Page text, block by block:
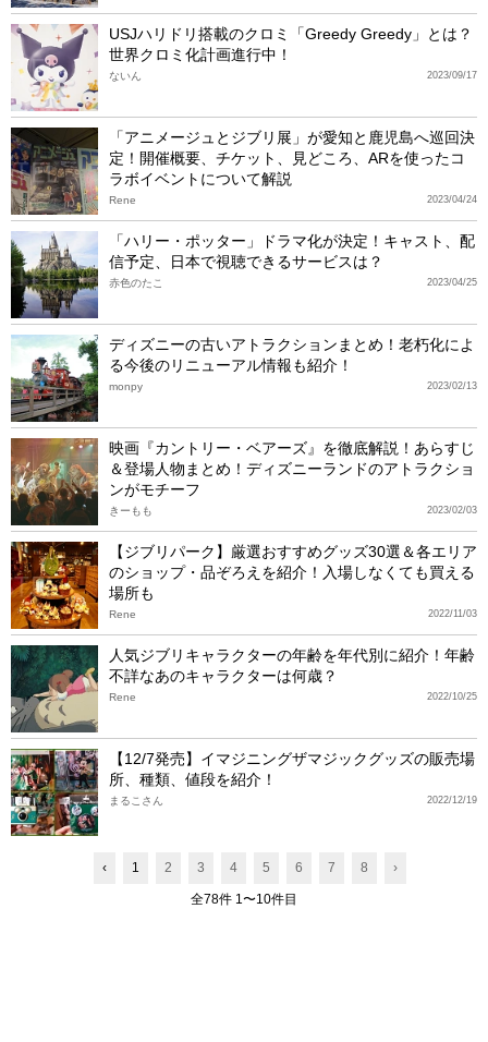
USJハリドリ搭載のクロミ「Greedy Greedy」とは？
世界クロミ化計画進行中！
2023/09/17
ないん
「アニメージュとジブリ展」が愛知と鹿児島へ巡回決
定！開催概要、チケット、見どころ、ARを使ったコ
ラボイベントについて解説
2023/04/24
Rene
「ハリー・ポッター」ドラマ化が決定！キャスト、配
信予定、日本で視聴できるサービスは？
2023/04/25
赤色のたこ
ディズニーの古いアトラクションまとめ！老朽化によ
る今後のリニューアル情報も紹介！
2023/02/13
monpy
映画『カントリー・ベアーズ』を徹底解説！あらすじ
＆登場人物まとめ！ディズニーランドのアトラクショ
ンがモチーフ
2023/02/03
きーもも
【ジブリパーク】厳選おすすめグッズ30選＆各エリア
のショップ・品ぞろえを紹介！入場しなくても買える
場所も
2022/11/03
Rene
人気ジブリキャラクターの年齢を年代別に紹介！年齢
不詳なあのキャラクターは何歳？
2022/10/25
Rene
【12/7発売】イマジニングザマジックグッズの販売場
所、種類、値段を紹介！
2022/12/19
まるこさん
‹ 1 2 3 4 5 6 7 8 ›
全78件 1〜10件目